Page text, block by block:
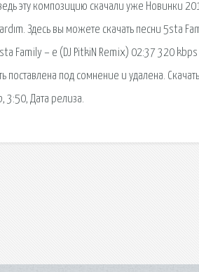
эту композицию скачали уже Новинки
Здесь вы можете скачать песни 5sta
Family – e (DJ PitkiN Remix) 02:37 320
под сомнение и удалена. Скачать
3:50, Дата релиза.